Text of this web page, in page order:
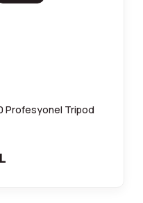
Profesyonel Tripod